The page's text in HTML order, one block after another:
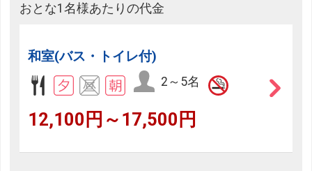
おとな1名様あたりの代金
和室(バス・トイレ付)
2～5名
12,100円～17,500円